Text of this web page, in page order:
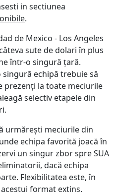
in sectiunea
.
de Mexico - Los Angeles
sute de dolari în plus
într-o singură țară.
echipă trebuie să
prezenți la toate meciurile
selectiv etapele din
urmărești meciurile din
echipa favorită joacă în
un singur zbor spre SUA
dacă echipa
Flexibilitatea este, în
format extins.